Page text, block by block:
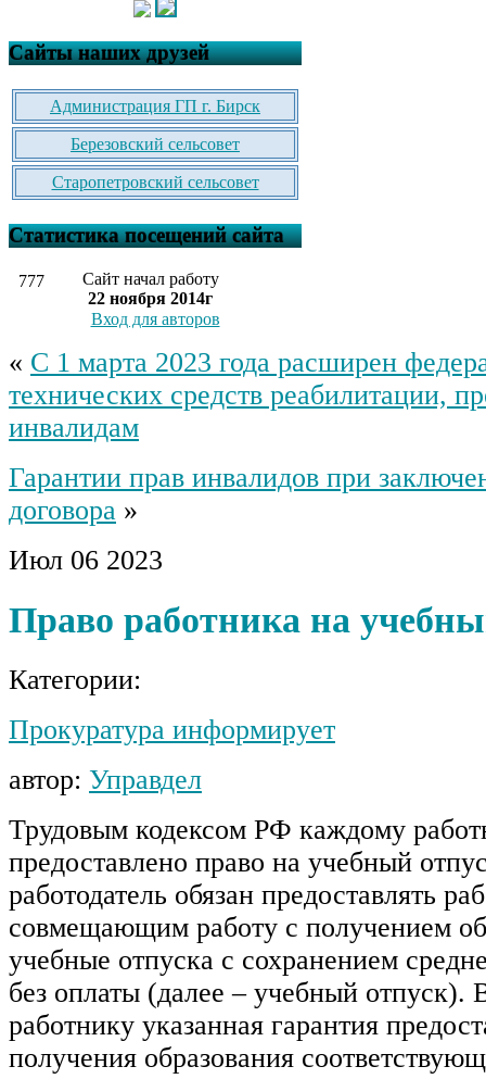
Сайты наших друзей
Администрация ГП г. Бирск
Березовский сельсовет
Старопетровский сельсовет
Статистика посещений сайта
777
Сайт начал работу
22 ноября 2014г
Вход для авторов
« С 1 марта 2023 года расширен
технических средств реабилитации,
инвалидам
Гарантии прав инвалидов при
договора »
Июл 06 2023
Право работника на
Категории:
Прокуратура информирует
автор: Управдел
Трудовым кодексом РФ каждому
предоставлено право на учебный
работодатель обязан предоставлять
совмещающим работу с получением
учебные отпуска с сохранением
без оплаты (далее – учебный отпуск).
работнику указанная гарантия
получения образования